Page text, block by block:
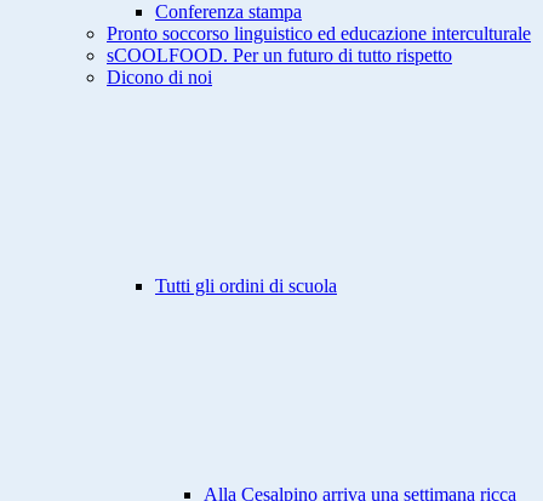
Conferenza stampa
Pronto soccorso linguistico ed educazione interculturale
sCOOLFOOD. Per un futuro di tutto rispetto
Dicono di noi
Tutti gli ordini di scuola
Alla Cesalpino arriva una settimana ricca